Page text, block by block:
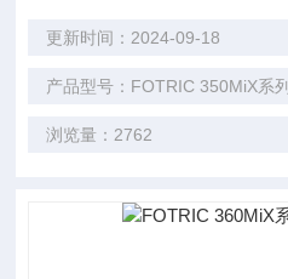
更新时间：2024-09-18
产品型号：FOTRIC 350MiX系列
浏览量：2762